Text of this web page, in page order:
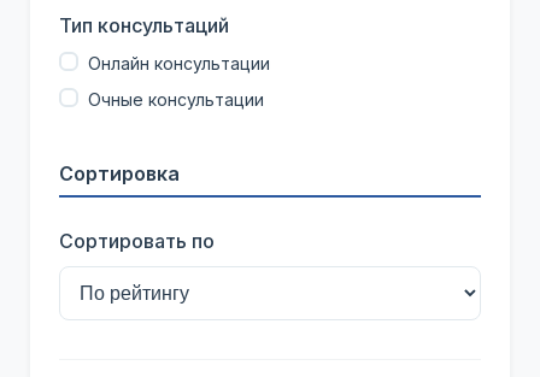
Тип консультаций
Онлайн консультации
Очные консультации
Сортировка
Сортировать по